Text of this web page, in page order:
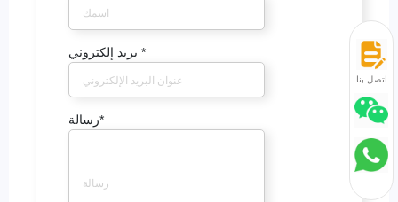
*
رسالة*
اتصل بنا